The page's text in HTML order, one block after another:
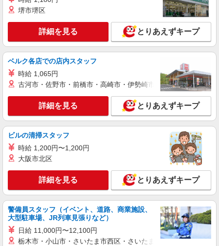
20,000円を支給）。超過分の時間外労働は追加で
残業代を支給。 ※試用期間あり3ヶ月月給25万円
以上 ※残業代支給 ★交通費別途支給（規定あり）
゜+゜・。○。・゜+゜・。○。・゜+゜ 入社祝い金
10万円支給(規定有) お友達を紹介頂くと, インセン
ティブ支給(規定有) ゜・。○。・゜+゜・。
○。・゜+゜
キープ 詳細を見る
紹介予定派遣
株式会社シエロ
スマホ携帯販売【ソフトバンク】
時給1400円〜1450円（経験・能力による） ※
残業代支給 ★交通費別途支給（規定あり） ゜
+゜・。○。・゜+゜・。○。・゜+゜ 入社祝い金10
万円支給(規定有) お友達を紹介頂くと, インセンテ
有）★ ゜・。○。・゜+゜・。○。・゜+゜
キープ 詳細を見る
派遣社員
株式会社シエロ
【docomo】の携帯販売スタッフ
時給1300円〜 ※残業代支給 ★交通費別途支給
+゜ 入社祝い金10万円支給(規定有) お友達を紹介
頂くと, インセンティブ支給(規定有) ★月2回払
い・週払い可能（規程有）★ ゜・。○。・゜
+゜・。○。・゜+゜
鹿児島県霧島市のdocomoショップ
キープ 詳細を見る
職業紹介
株式会社シエロ
【ソフトバンク】の店舗スタッフ
堺市堺区
詳細を見る とりあえずキープ
ベルク各店での店内スタッフ
時給 1,065円
古河市・佐野市・前橋市・高崎市・伊勢崎市・太田市・館林市
詳細を見る とりあえずキープ
ビルの清掃スタッフ
時給 1,200円〜1,200円
大阪市北区
詳細を見る とりあえずキープ
警備員スタッフ（イベント、道路、商業施設、
大型駐車場、JR列車見張りなど）
日給 11,000円〜12,100円
栃木市・小山市・さいたま市西区・さいたま市岩槻区・久喜市・